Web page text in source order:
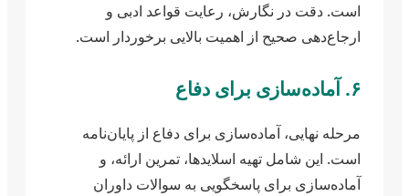
است. دقت در نگارش، رعایت قواعد ادبی و
ارجاع‌دهی صحیح از اهمیت بالایی برخوردار است.
۶. آماده‌سازی برای دفاع
مرحله نهایی، آماده‌سازی برای دفاع از پایان‌نامه
است. این شامل تهیه اسلایدها، تمرین ارائه، و
آماده‌سازی برای پاسخگویی به سوالات داوران